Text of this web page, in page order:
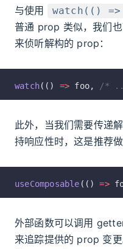
与使用 watch(()
普通 prop 类似，我们
来侦听解构的 prop：
watch(() => foo, /*
此外，当我们需要传递
持响应性时，这是推荐做
useComposable (() =>
外部函数可以调用
来追踪提供的 prop 变